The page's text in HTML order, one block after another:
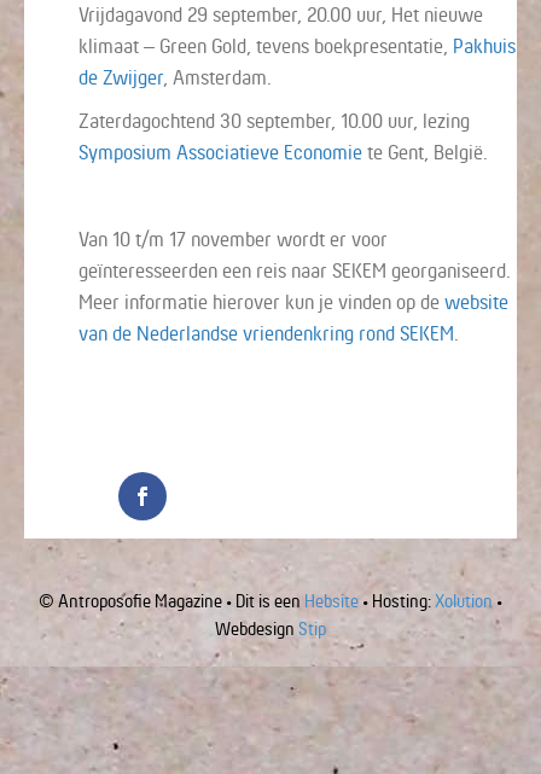
Vrijdagavond 29 september, 20.00 uur, Het nieuwe
klimaat – Green Gold, tevens boekpresentatie, Pakhuis
de Zwijger , Amsterdam.
Zaterdagochtend 30 september, 10.00 uur, lezing
Symposium Associatieve Economie te Gent, België.
Van 10 t/m 17 november wordt er voor
geïnteresseerden een reis naar SEKEM georganiseerd.
Meer informatie hierover kun je vinden op de website
van de Nederlandse vriendenkring rond SEKEM
© Antroposofie Magazine • Dit is een Hebsite • Hosting: Xolution •
Webdesign Stip